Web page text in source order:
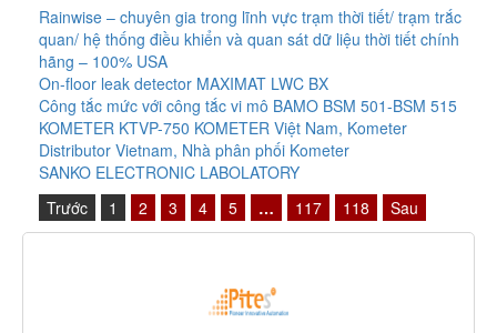
Rainwise – chuyên gia trong lĩnh vực trạm thời tiết/ trạm trắc
quan/ hệ thống điều khiển và quan sát dữ liệu thời tiết chính
hãng – 100% USA
On-floor leak detector MAXIMAT LWC BX
Công tắc mức với công tắc vi mô BAMO BSM 501-BSM 515
KOMETER KTVP-750 KOMETER Việt Nam, Kometer
Distributor Vietnam, Nhà phân phối Kometer
SANKO ELECTRONIC LABOLATORY
Trước
1 2 3 4 5 … 117 118 Sau